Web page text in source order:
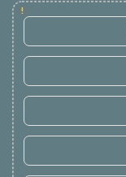
!